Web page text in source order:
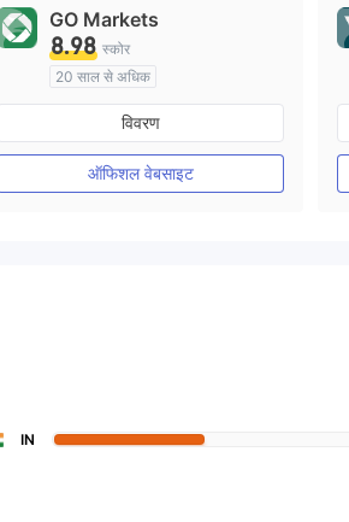
GO Markets
8.98 स्कोर
20 साल से अधिक
ऑस्ट्रेलिया विनियमन
मार्केट मेकिंग (एमएम)
विवरण
ऑफिशल वेबसाइट
IN